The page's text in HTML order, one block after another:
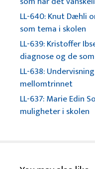
LL-640: Knut Dæhli
som tema i skolen
LL-639: Kristoffer
diagnose og de
LL-638:
mellomtrinnet
LL-637: Marie Edin
muligheter i skolen